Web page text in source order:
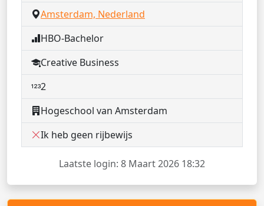
Amsterdam, Nederland
HBO-Bachelor
Creative Business
2
Hogeschool van Amsterdam
Ik heb geen rijbewijs
Laatste login: 8 Maart 2026 18:32